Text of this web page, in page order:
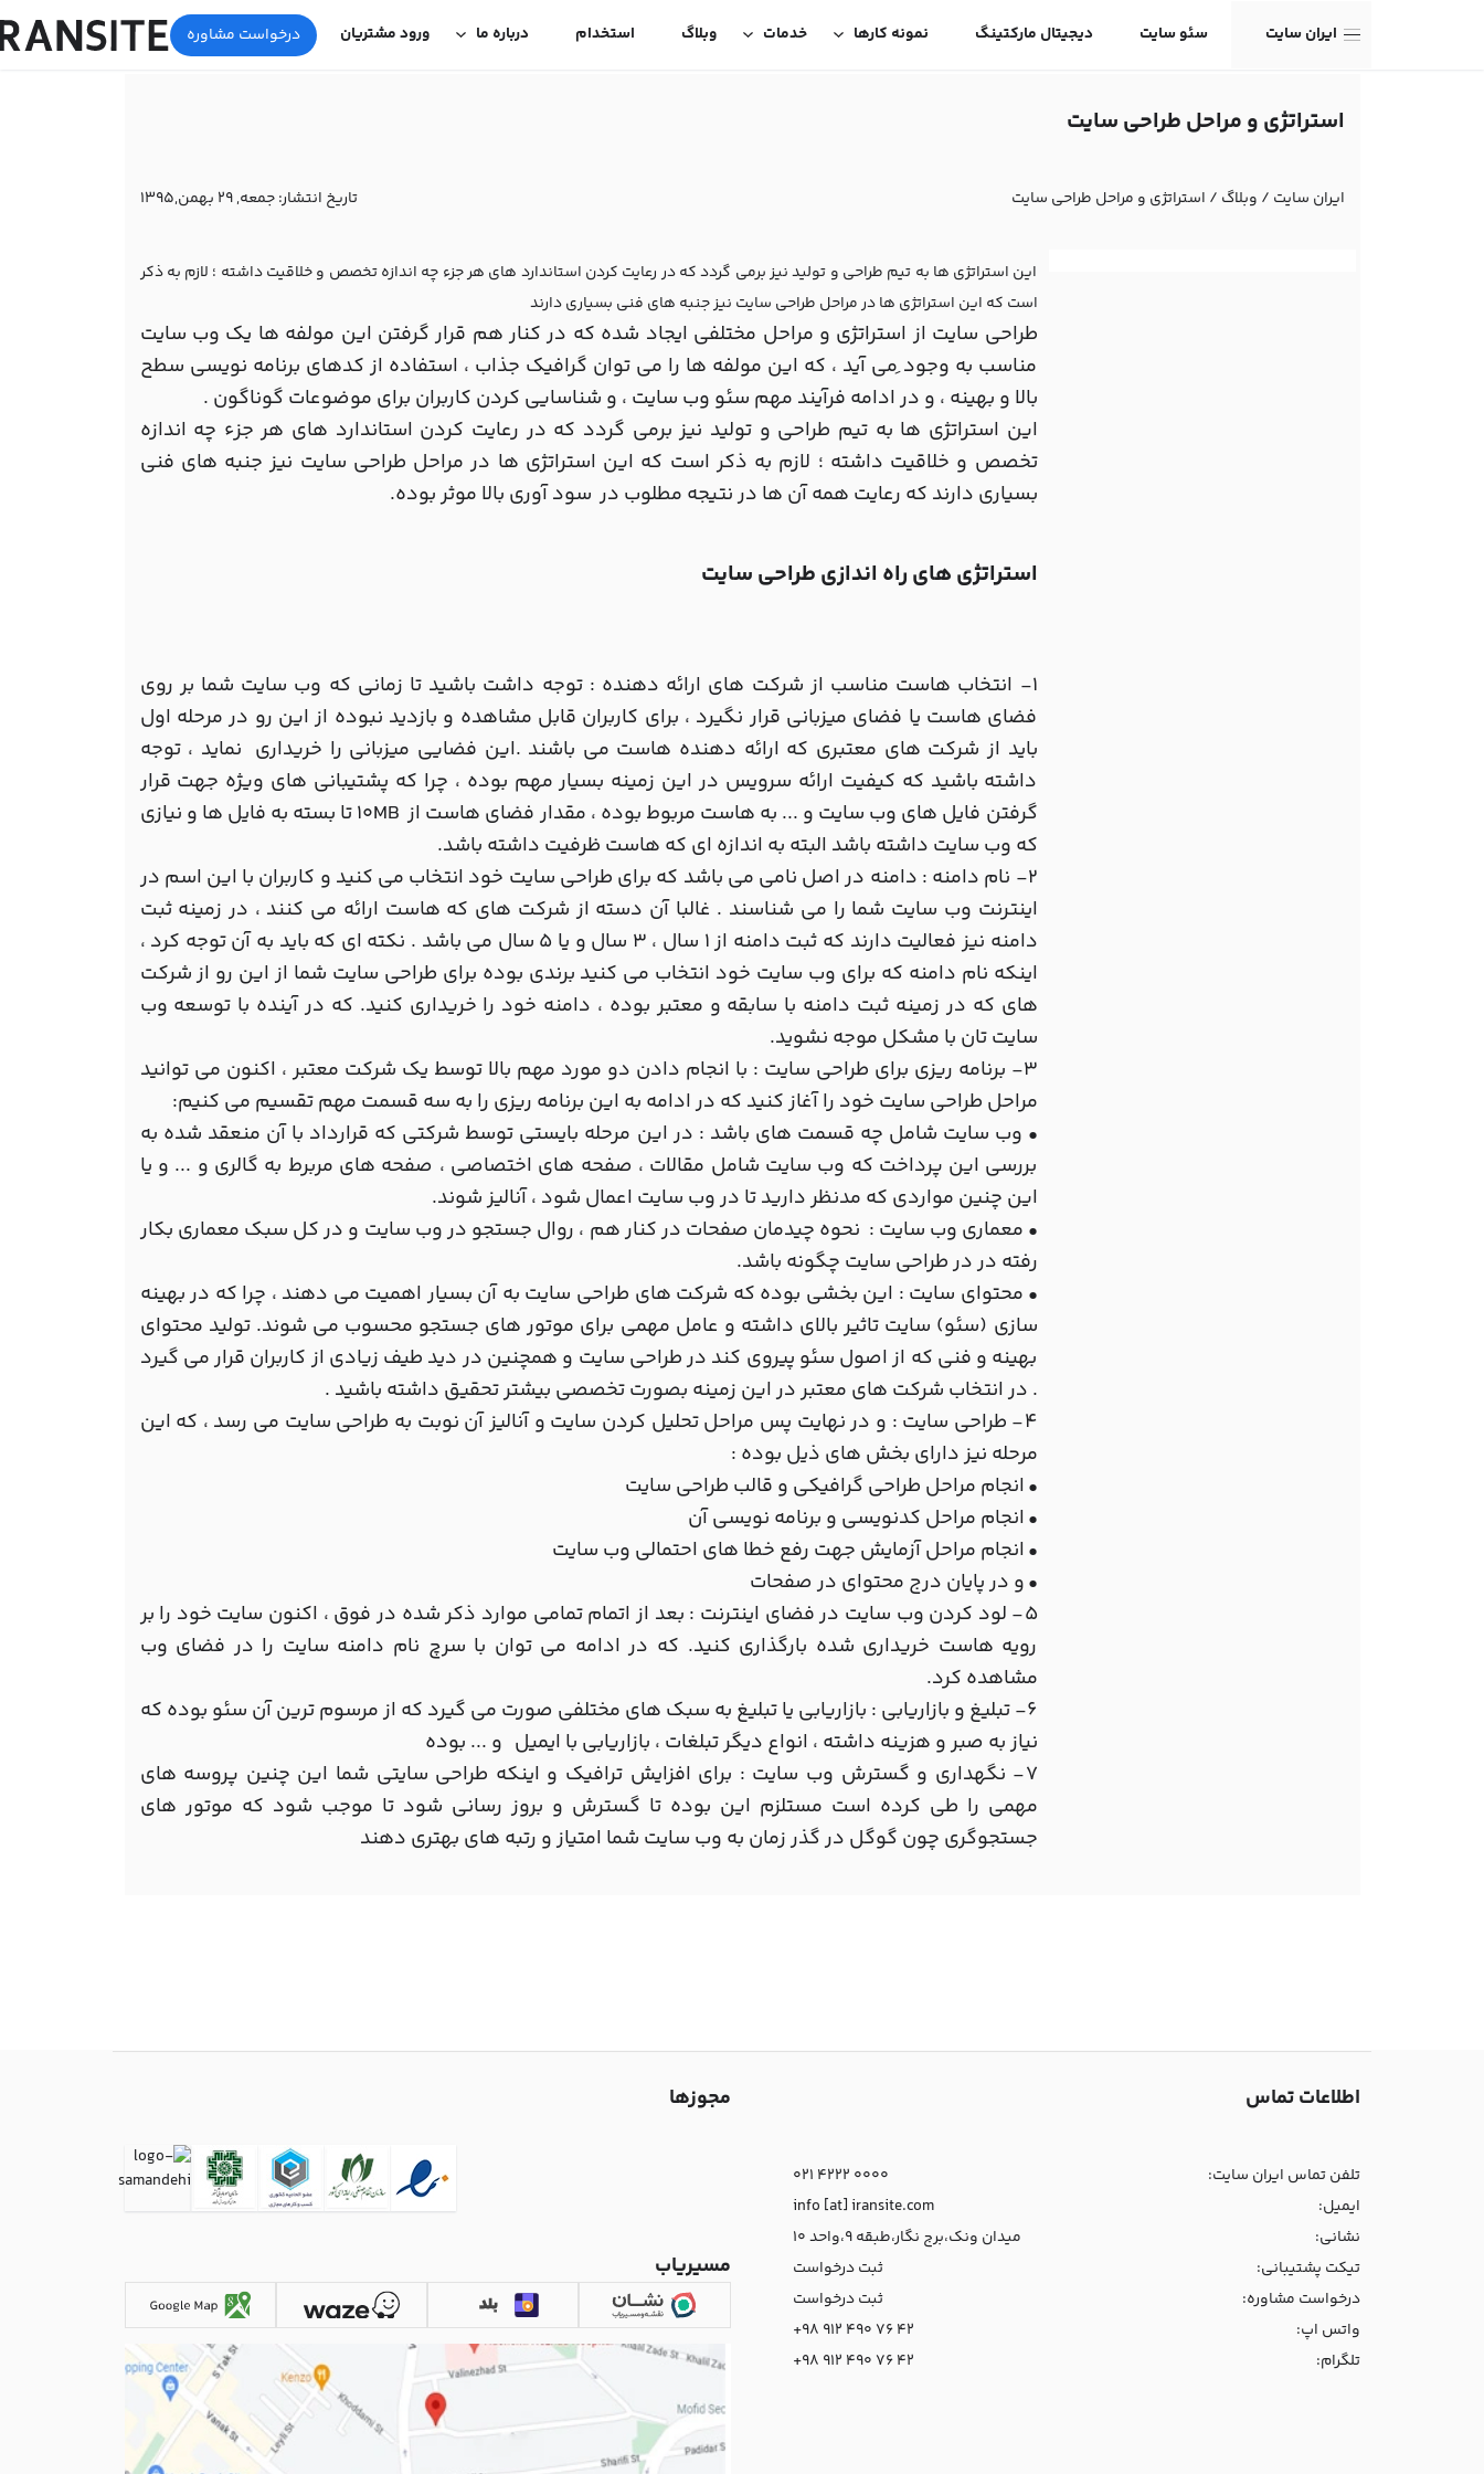
ایران سایت سئو سایت دیجیتال مارکتینگ نمونه کارها خدمات وبلاگ استخدام درباره ما ورود مشتریان درخواست مشاوره
استراتژی و مراحل طراحی سایت
ایران سایت / وبلاگ / استراتژی و مراحل طراحی سایت تاریخ انتشار:جمعه, 29 بهمن,1395
این استراتژی ها به تیم طراحی و تولید نیز برمی گردد که در رعایت کردن استاندارد های هر جزء چه اندازه تخصص و خلاقیت داشته ؛ لازم به ذکر
است که این استراتژی ها در مراحل طراحی سایت نیز جنبه های فنی بسیاری دارند
طراحی سایت از استراتژی و مراحل مختلفی ایجاد شده که در کنار هم قرار گرفتن این مولفه ها یک وب سایت
مناسب به وجود ِمی آید ، که این مولفه ها را می توان گرافیک جذاب ، استفاده از کدهای برنامه نویسی سطح
بالا و بهینه ، و در ادامه فرآیند مهم سئو وب سایت ، و شناسایی کردن کاربران برای موضوعات گوناگون .
این استراتژی ها به تیم طراحی و تولید نیز برمی گردد که در رعایت کردن استاندارد های هر جزء چه اندازه
تخصص و خلاقیت داشته ؛ لازم به ذکر است که این استراتژی ها در مراحل طراحی سایت نیز جنبه های فنی
بسیاری دارند که رعایت همه آن ها در نتیجه مطلوب در سود آوری بالا موثر بوده.
استراتژی های راه اندازی طراحی سایت
1- انتخاب هاست مناسب از شرکت های ارائه دهنده : توجه داشت باشید تا زمانی که وب سایت شما بر روی
فضای هاست یا فضای میزبانی قرار نگیرد ، برای کاربران قابل مشاهده و بازدید نبوده از این رو در مرحله اول
باید از شرکت های معتبری که ارائه دهنده هاست می باشند .این فضایی میزبانی را خریداری نماید ، توجه
داشته باشید که کیفیت ارائه سرویس در این زمینه بسیار مهم بوده ، چرا که پشتیبانی های ویژه جهت قرار
گرفتن فایل های وب سایت و ... به هاست مربوط بوده ، مقدار فضای هاست از 10MB تا بسته به فایل ها و نیازی
که وب سایت داشته باشد البته به اندازه ای که هاست ظرفیت داشته باشد.
2- نام دامنه : دامنه در اصل نامی می باشد که برای طراحی سایت خود انتخاب می کنید و کاربران با این اسم در
اینترنت وب سایت شما را می شناسند . غالبا آن دسته از شرکت های که هاست ارائه می کنند ، در زمینه ثبت
دامنه نیز فعالیت دارند که ثبت دامنه از 1 سال ، 3 سال و یا 5 سال می باشد . نکته ای که باید به آن توجه کرد ،
اینکه نام دامنه که برای وب سایت خود انتخاب می کنید برندی بوده برای طراحی سایت شما از این رو از شرکت
های که در زمینه ثبت دامنه با سابقه و معتبر بوده ، دامنه خود را خریداری کنید. که در آینده با توسعه وب
سایت تان با مشکل موجه نشوید.
3- برنامه ریزی برای طراحی سایت : با انجام دادن دو مورد مهم بالا توسط یک شرکت معتبر ، اکنون می توانید
مراحل طراحی سایت خود را آغاز کنید که در ادامه به این برنامه ریزی را به سه قسمت مهم تقسیم می کنیم:
• وب سایت شامل چه قسمت های باشد : در این مرحله بایستی توسط شرکتی که قرارداد با آن منعقد شده به
بررسی این پرداخت که وب سایت شامل مقالات ، صفحه های اختصاصی ، صفحه های مربرط به گالری و ... و یا
این چنین مواردی که مدنظر دارید تا در وب سایت اعمال شود ، آنالیز شوند.
• معماری وب سایت : نحوه چیدمان صفحات در کنار هم ، روال جستجو در وب سایت و در کل سبک معماری بکار
رفته در در طراحی سایت چگونه باشد.
• محتوای سایت : این بخشی بوده که شرکت های طراحی سایت به آن بسیار اهمیت می دهند ، چرا که در بهینه
سازی (سئو) سایت تاثیر بالای داشته و عامل مهمی برای موتور های جستجو محسوب می شوند. تولید محتوای
بهینه و فنی که از اصول سئو پیروی کند در طراحی سایت و همچنین در دید طیف زیادی از کاربران قرار می گیرد
. در انتخاب شرکت های معتبر در این زمینه بصورت تخصصی بیشتر تحقیق داشته باشید .
4- طراحی سایت : و در نهایت پس مراحل تحلیل کردن سایت و آنالیز آن نوبت به طراحی سایت می رسد ، که این
مرحله نیز دارای بخش های ذیل بوده :
•انجام مراحل طراحی گرافیکی و قالب طراحی سایت
•انجام مراحل کدنویسی و برنامه نویسی آن
•انجام مراحل آزمایش جهت رفع خطا های احتمالی وب سایت
•و در پایان درج محتوای در صفحات
5- لود کردن وب سایت در فضای اینترنت : بعد از اتمام تمامی موارد ذکر شده در فوق ، اکنون سایت خود را بر
رویه هاست خریداری شده بارگذاری کنید. که در ادامه می توان با سرچ نام دامنه سایت را در فضای وب
مشاهده کرد.
6- تبلیغ و بازاریابی : بازاریابی یا تبلیغ به سبک های مختلفی صورت می گیرد که از مرسوم ترین آن سئو بوده که
نیاز به صبر و هزینه داشته ، انواع دیگر تبلغات ، بازاریابی با ایمیل و ... بوده
7- نگهداری و گسترش وب سایت : برای افزایش ترافیک و اینکه طراحی سایتی شما این چنین پروسه های
مهمی را طی کرده است مستلزم این بوده تا گسترش و بروز رسانی شود تا موجب شود که موتور های
جستجوگری چون گوگل در گذر زمان به وب سایت شما امتیاز و رتبه های بهتری دهند
اطلاعات تماس
تلفن تماس ایران سایت:
021 4222 0000
ایمیل:
info [at] iransite.com
نشانی:
میدان ونک،برج نگار،طبقه 9،واحد 10
تیکت پشتیبانی:
ثبت درخواست
درخواست مشاوره:
ثبت درخواست
واتس اپ:
+98 912 490 76 42
تلگرام:
+98 912 490 76 42
مجوزها
مسیریاب